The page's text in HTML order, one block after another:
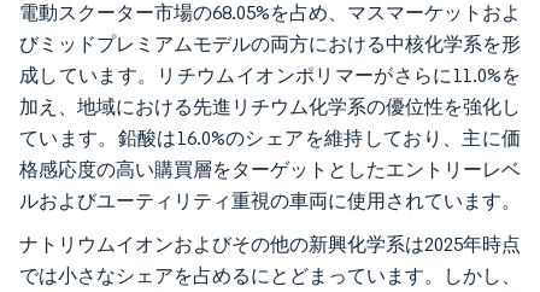
電動スクーター市場の68.05%を占め、マスマーケットおよ
びミッドプレミアムモデルの両方における中核化学系を形
成しています。リチウムイオンポリマーがさらに11.0%を
加え、地域における先進リチウム化学系の優位性を強化し
ています。鉛酸は16.0%のシェアを維持しており、主に価
格感応度の高い購買層をターゲットとしたエントリーレベ
ルおよびユーティリティ重視の車両に使用されています。
ナトリウムイオンおよびその他の新興化学系は2025年時点
では小さなシェアを占めるにとどまっています。しかし、